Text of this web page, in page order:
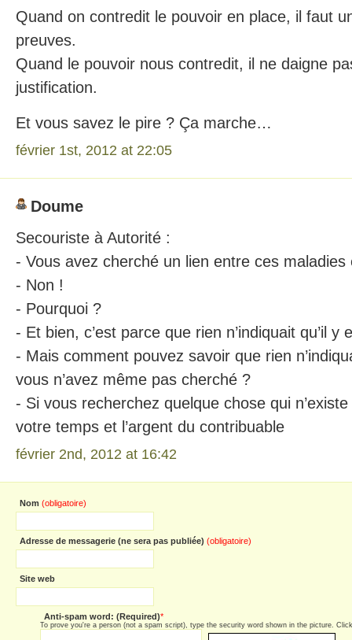
Quand on contredit le pouvoir en place, il faut
preuves.
Quand le pouvoir nous contredit, il ne daigne
justification.
Et vous savez le pire ? Ça marche…
février 1st, 2012 at 22:05
Doume
Secouriste à Autorité :
- Vous avez cherché un lien entre ces maladies
- Non !
- Pourquoi ?
- Et bien, c’est parce que rien n’indiquait qu’il y
- Mais comment pouvez savoir que rien
vous n’avez même pas cherché ?
- Si vous recherchez quelque chose qui
votre temps et l’argent du contribuable
février 2nd, 2012 at 16:42
Nom (obligatoire)
Adresse de messagerie (ne sera pas publiée) (obligatoire)
Site web
Anti-spam word: (Required)*
To prove you're a person (not a spam script), type the security word shown in the picture.